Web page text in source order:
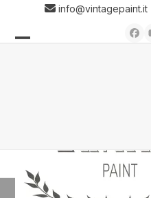
content
info@vintagepaint.it